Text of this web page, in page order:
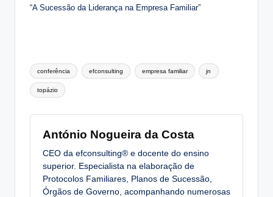
“A Sucessão da Liderança na Empresa Familiar”
Tags:
conferência efconsulting empresa familiar jn
topázio
António Nogueira da Costa
CEO da efconsulting® e docente do ensino
superior. Especialista na elaboração de
Protocolos Familiares, Planos de Sucessão,
Órgãos de Governo, acompanhando numerosas